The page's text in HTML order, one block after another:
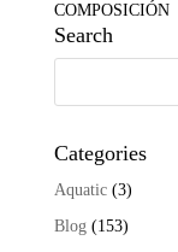
COMPOSICIÓN
Search
Categories
Aquatic(3)
Blog(153)